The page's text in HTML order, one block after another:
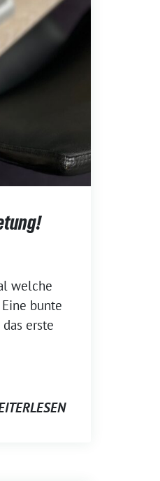
welche
bunte
erste